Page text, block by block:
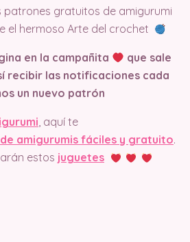
patrones gratuitos de amigurumi
el hermoso Arte del crochet
en la campañita
que sale
recibir las notificaciones cada
un nuevo patrón
, aquí te
amigurumis fáciles y gratuito.
estos juguetes